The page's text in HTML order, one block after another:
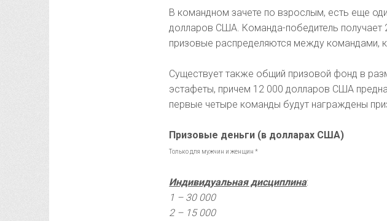
В командном зачете по взрослым, есть еще
долларов США. Команда-победитель
призовые распределяются между командами,
Существует также общий призовой фонд в
эстафеты, причем 12 000 долларов США
первые четыре команды будут награждены
Призовые деньги (в долларах США)
Только для мужчин и женщин *
Индивидуальная дисциплина:
1 – 30 000
2 – 15 000